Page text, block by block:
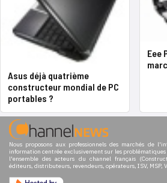
Asus déjà quatrième
constructeur mondial de PC
portables ?
Eee
Nous proposons aux professionnels des marchés de
information centrée exclusivement sur les
l'ensemble des acteurs du channel français
éditeurs, distributeurs, revendeurs, opérateurs, ISV, MSP,